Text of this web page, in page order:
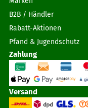
B2B / Händler
Rabatt-Aktionen
Pfand & Jugendschutz
Zahlung
Versand